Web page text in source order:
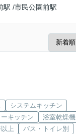
駅 /市民公園前駅
システムキッチン
キッチン
浴室乾燥機
上
バス・トイレ別